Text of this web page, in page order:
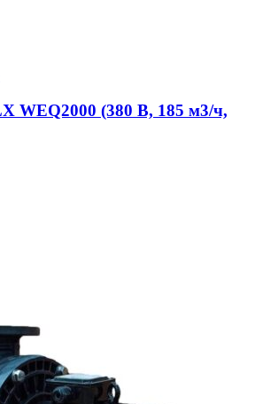
WEQ2000 (380 В, 185 м3/ч,